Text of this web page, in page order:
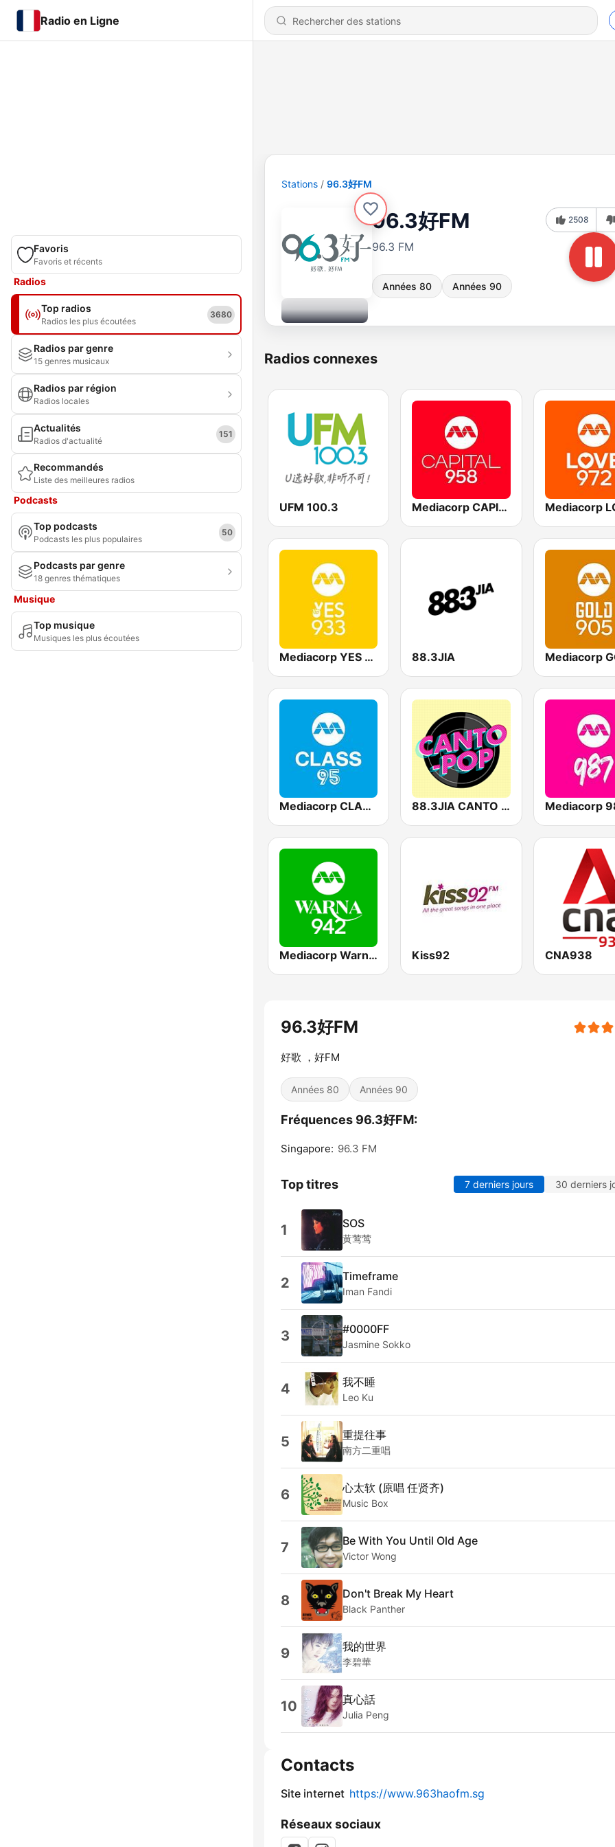
Radio en Ligne
Favoris
Favoris et récents
Radios
Top radios
Radios les plus écoutées
3680
Radios par genre
15 genres musicaux
Radios par région
Radios locales
Actualités
Radios d'actualité
151
Recommandés
Liste des meilleures radios
Podcasts
Top podcasts
Podcasts les plus populaires
50
Podcasts par genre
18 genres thématiques
Musique
Top musique
Musiques les plus écoutées
Stations 96.3好FM
96.3好FM
96.3 FM
Années 80 Années 90
2508
Radios connexes
UFM 100.3 Mediacorp CAPITAL 958
Mediacorp YES 933 88.3JIA
Mediacorp CLASS 95 88.3JIA CANTO POP Mediacorp
Mediacorp Warna 942 Kiss92 CNA938
96.3好FM
好歌 ，好FM
Années 80 Années 90
Fréquences 96.3好FM:
Singapore: 96.3 FM
Top titres 7 derniers jours 30 derniers
1 SOS
黄莺莺
2 Timeframe
Iman Fandi
3 #0000FF
Jasmine Sokko
4 我不睡
Leo Ku
5 重提往事
南方二重唱
6 心太软 (原唱 任贤齐)
Music Box
7 Be With You Until Old Age
Victor Wong
8 Don't Break My Heart
Black Panther
9 我的世界
李碧華
10 真心話
Julia Peng
Contacts
Site internet https://www.963haofm.sg
Réseaux sociaux